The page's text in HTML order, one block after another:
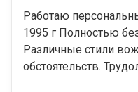
Работаю
1995 г Полностью
Различные стили
обстоятельств.